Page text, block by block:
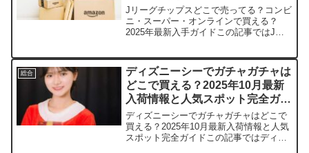
ガイド
Jリーグチップスどこで売ってる？コンビ
ニ・スーパー・オンラインで買える？
2025年最新入手ガイドこの記事ではJリ
に紹介します。店舗価格目安在庫状況備
考Amazon500...
総合
ディズニーシーでガチャガチャは
どこで買える？2025年10月最新
入荷情報と人気スポット完全ガイ
ド
ディズニーシーでガチャガチャはどこで
買える？2025年10月最新入荷情報と人気
スポット完全ガイドこの記事ではディズ